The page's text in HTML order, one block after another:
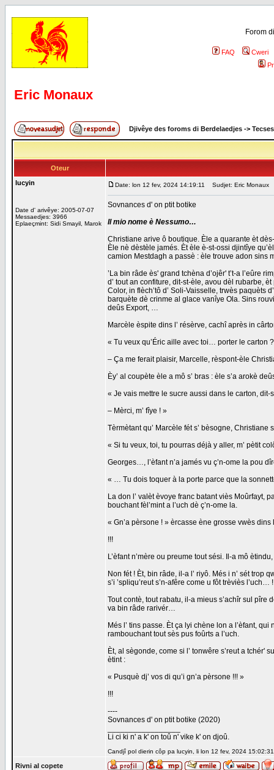
Forom
FAQ
Cweri
Eric Monaux
Djivêye des foroms di Berdelaedjes ->
Oteur
lucyin
Date d' arivêye: 2005-07-07
Messaedjes: 3966
Eplaeçmint: Sidi Smayil, Marok
Date: lon 12 fev, 2024 14:19:11 Sudjet: Eric Monaux
Sovnances d' on ptit botike
Il mio nome è Nessumo…
Christiane arive ô boutique. Èle a quarante èt
Èle nè dèstèle jamés. Èt èle è-st-ossi djintîye
camion Mestdagh a passè : èle trouve adon sins
’La bin râde èsʹ grand tchèna d’ojêrʹ t’t-a l’eûre
d’ tout an confiture, dit-st-èle, avou dèl rubarbe,
Color, in flèch’tô d’ Soli-Vaisselle, trwès paquèts
barquète dè crinme al glace vanîye Ola. Sins
deûs Export, …
Marcèle èspite dins l’ résèrve, cachî après in
« Tu veux qu’Éric aille avec toi… porter le carton ?
– Ça me ferait plaisir, Marcelle, rèspont-èle
Èy’ al coupète èle a mô s’ bras : èle s’a arokè
« Je vais mettre le sucre aussi dans le carton,
– Mèrci, m’ fîye ! »
Tèrmètant qu’ Marcèle fét s’ bèsogne, Christiane
« Si tu veux, toi, tu pourras déjà y aller, m’ pètit
Georges…, l’èfant n’a jamés vu ç’n-ome la pou
« … Tu dois toquer à la porte parce que la
La don l’ valèt èvoye franc batant viès Moûrfayt,
bouchant fèl’mint a l’uch dè ç’n-ome la.
« Gn’a pèrsone ! » èrcasse ène grosse vwès dins
!!!
L’èfant n’mère ou preume tout sési. Il-a mô
Non fét ! Èt, bin râde, il-a l’ riyô. Més i n’ sét trop
s’i ’spliqu’reut s’n-afêre come u fôt trèviès l’uch…
Tout contè, tout rabatu, il-a mieus s’achîr sul pîre
va bin râde rarivér…
Més l’ tins passe. Èt ça lyi chène lon a l’èfant, qui
rambouchant tout sès pus foûrts a l’uch.
Èt, al sègonde, come si l’ tonwêre s’reut a tchérʹ
ètint :
« Pusquè dj’ vos di qu’i gn’a pèrsone !!! »
!!!
----
Sovnances d' on ptit botike (2020)
Li ci ki n' a k' on toû n' vike k' on djoû.
Candjî pol dierin côp pa lucyin, li lon 12 fev, 2024
Rivni al copete